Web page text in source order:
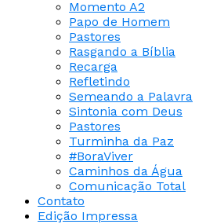
Momento A2
Papo de Homem
Pastores
Rasgando a Bíblia
Recarga
Refletindo
Semeando a Palavra
Sintonia com Deus
Pastores
Turminha da Paz
#BoraViver
Caminhos da Água
Comunicação Total
Contato
Edição Impressa